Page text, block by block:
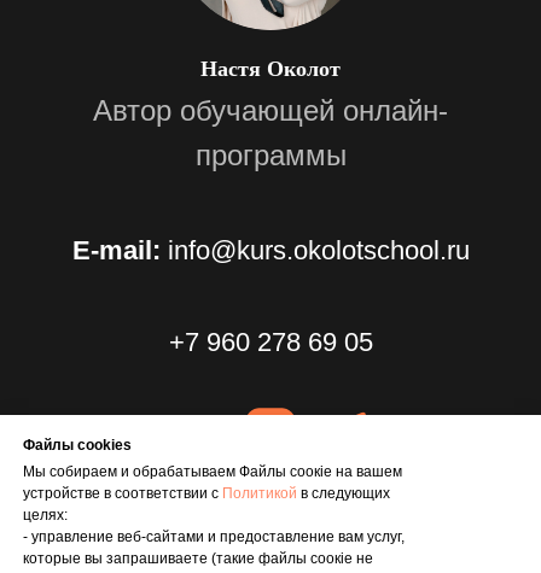
Файлы cookies
Мы собираем и обрабатываем Файлы соoкіе на вашем
устройстве в соответствии с Политикой в следующих
целях:
- управление веб-сайтами и предоставление вам услуг,
которые вы запрашиваете (такие файлы соокіе не
Настя Околот
Автор обучающей онлайн-
программы
E-mail: info@kurs.okolotschool.ru
+7 960 278 69 05